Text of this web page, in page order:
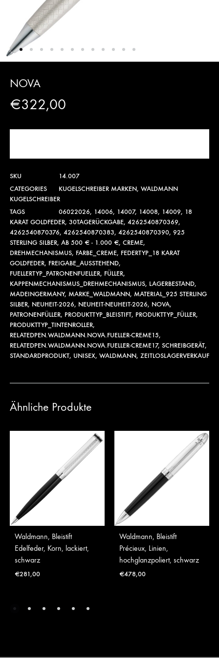
NOVA
€322,00
SKU
14.007
CATEGORIES
KUGELSCHREIBER MARKEN, WALDMANN
KUGELSCHREIBER
TAGS
06022026, 14006, 14007, 14008, 14009, 18
KARAT GOLDFEDER, 30TAGERÜCKGABE, 4262540870369,
4262540870376, 4262540870383, 4262540870390, 925
STERLING SILBER, AB 500 € - 1.000 €, CREME,
DREHMECHANISMUS, FARBE_CREME, FEDERTYP_18 KARAT
GOLDFEDER, FREIGABE_AUSSTEHEND,
FUELLERTYP_PATRONENFUELLER, FÜLLER,
KAPPENMECHANISMUS_DREHMECHANISMUS, LAGERBESTAND,
MADEINGERMANY, MARKE_WALDMANN, MATERIAL_925 STERLING
SILBER, NEUHEIT-2026, NEUHEIT-NEUHEIT-2026, NOVA,
PATRONENFÜLLER, PRODUKTTYP_BLEISTIFT, PRODUKTTYP_FÜLLER,
PRODUKTTYP_TINTENROLLER,
RELATEDPEN.WALDMANN.NOVA.FUELLER-CREME15,
RELATEDPEN.WALDMANN.NOVA.FUELLER-CREME17, SCHREIBGERÄT,
STANDARDPRODUKT, UNISEX, WALDMANN, ZEITLOSLAGERVERKAUF
Ähnliche Produkte
Waldmann, Bleistift
Edelfeder, Korn, lackiert,
schwarz
€281,00
Waldmann, Bleistift
Précieux, Linien,
hochglanzpoliert, schwarz
€478,00